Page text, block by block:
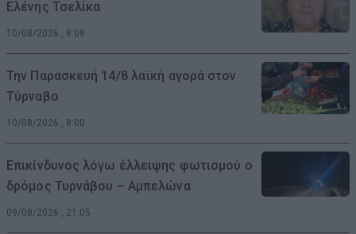
Ελένης Τσελίκα
10/08/2026 , 8:08
Την Παρασκευή 14/8 λαϊκή αγορά στον
Τύρναβο
10/08/2026 , 8:00
Επικίνδυνος λόγω έλλειψης φωτισμού ο
δρόμος Τυρνάβου – Αμπελώνα
09/08/2026 , 21:05